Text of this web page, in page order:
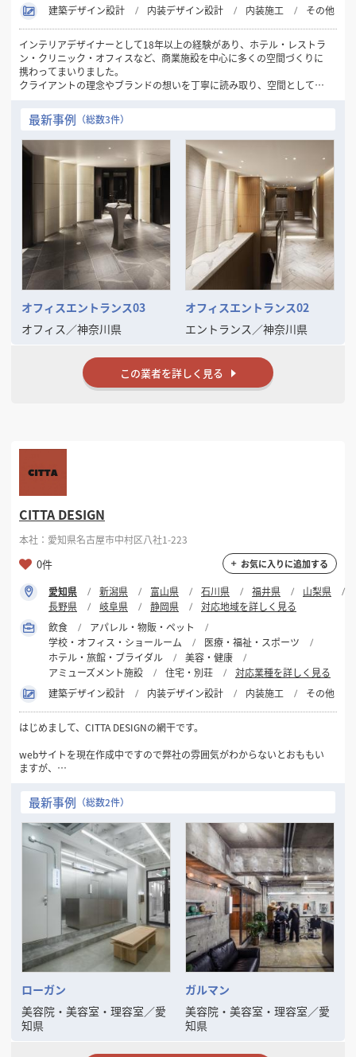
建築デザイン設計
内装デザイン設計 内装施工 その他
インテリアデザイナーとして18年以上の経験があり、ホテル・レストラ
ン・クリニック・オフィスなど、商業施設を中心に多くの空間づくりに
携わってまいりました。
クライアントの理念やブランドの想いを丁寧に読み取り、空間として表
がらも、他にはないアイデアとデザインの力で、価値ある空間の実現を
目指してきました。
また、企画から竣工まで一貫して一人の担当者が対応する体制を大切に
しており、意図のぶれない進行や安心感にもご好評をいただいていま
デザインの力で空間の魅力や機能を高めたいとお考えの方と、ご一緒で
きる機会を心より楽しみにしております。
最新事例 （総数3件）
オフィスエントランス03
オフィス ／神奈川県
オフィスエントランス02
エントランス ／神奈川県
この業者を詳しく見る
CITTA DESIGN
本社：愛知県名古屋市中村区八社1-223
0件 お気に入りに追加する
愛知県 新潟県 富山県 石川県 福井県
山梨県
長野県
岐阜県 静岡県
対応地域を詳しく見る
飲食
アパレル・物販・ペット
学校・オフィス・ショールーム
医療・福祉・スポーツ
ホテル・旅館・ブライダル
美容・健康
アミューズメント施設
住宅・別荘
対応業種を詳しく見る
建築デザイン設計
内装デザイン設計 内装施工 その他
はじめまして、CITTA DESIGNの網干です。
webサイトを現在作成中ですので弊社の雰囲気がわからないとおももい
ますが、
いただいております。
CITTA DESIGNは、お店づくりに関してあらゆる段階のお仕事でもご相談
を承っております!
物件を一緒に選んでほしい、店名・キャッチコピーを一緒に考えてほし
いなどなど、
お客様と一緒にそれぞれのアイデアをユニークにしお店を作っていきま
ヒアリングでは、ご要望、イメージ、ご予算など、オーナー様の考えて
いらっしゃる空間の構想を全て私たちにぶつけてください！ここで私た
ちは、条件面の整理を行います◎
参考資料・イメージ写真などありましたら、それに合わせてデザイン提
案させていただきます。
開店計画の初期段階でのご依頼につきましては、物件選びからお手伝い
いたします。オーナー様のご予算、店舗の業態、希望立地などに合わせ
て最適な物件をお探しいたしますので、お気軽にご相談ください。物件
最新事例 （総数2件）
ローガン
美容院・美容室・理容室／愛
知県
ガルマン
美容院・美容室・理容室／愛
知県